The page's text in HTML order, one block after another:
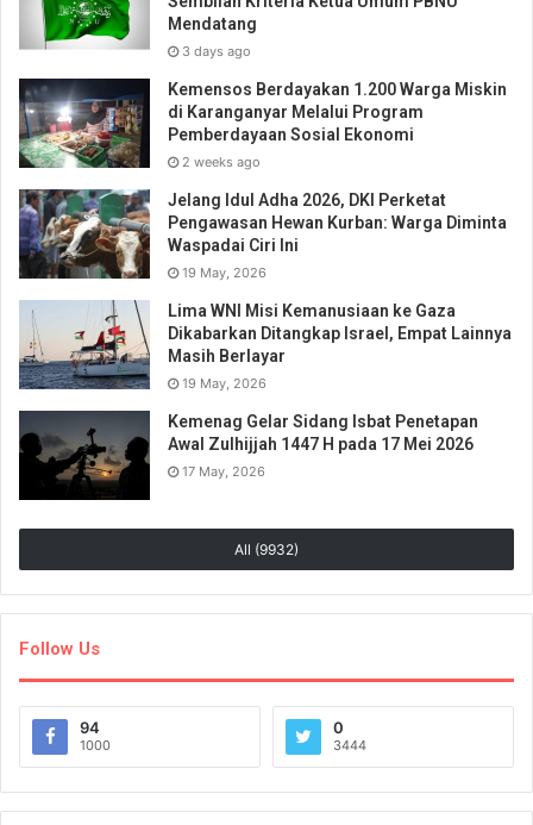
Mendatang
3 days ago
Kemensos Berdayakan 1.200 Warga Miskin
di Karanganyar Melalui Program
Pemberdayaan Sosial Ekonomi
2 weeks ago
Jelang Idul Adha 2026, DKI Perketat
Pengawasan Hewan Kurban: Warga Diminta
Waspadai Ciri Ini
19 May, 2026
Lima WNI Misi Kemanusiaan ke Gaza
Dikabarkan Ditangkap Israel, Empat Lainnya
Masih Berlayar
19 May, 2026
Kemenag Gelar Sidang Isbat Penetapan
Awal Zulhijjah 1447 H pada 17 Mei 2026
17 May, 2026
All (9932)
Follow Us
94
1000
0
3444